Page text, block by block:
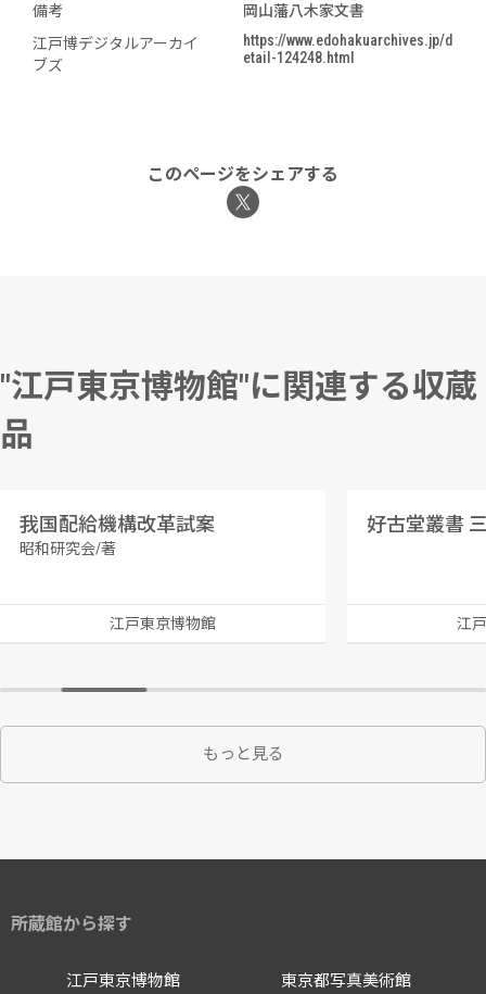
備考
岡山藩八木家文書
江戸博デジタルアーカイ
ブズ
https://www.edohakuarchives.jp/d
etail-124248.html
このページをシェアする
"江戸東京博物館"に関連する収蔵
品
我国配給機構改革試案
昭和研究会/著
江戸東京博物館
好古堂叢書
江
もっと見る
所蔵館から探す
江戸東京博物館 東京都写真美術館